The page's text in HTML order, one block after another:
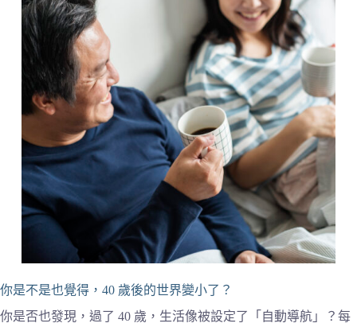
你是不是也覺得，40 歲後的世界變小了？
你是否也發現，過了 40 歲，生活像被設定了「自動導航」？每